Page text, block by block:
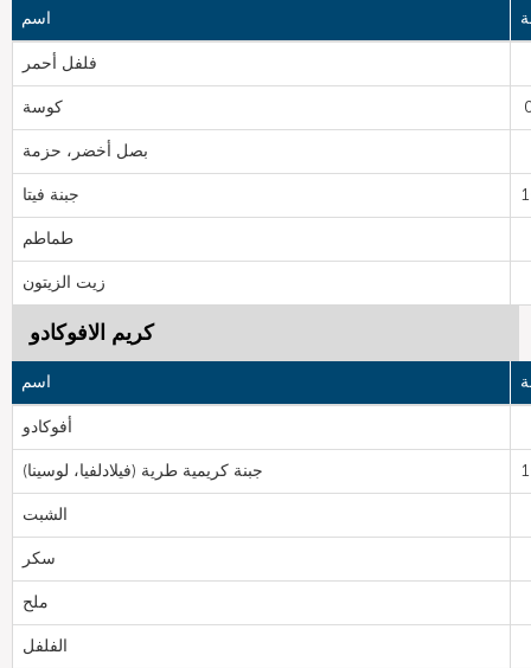
اسم
فلفل أحمر
كوسة
بصل أخضر، حزمة
جبنة فيتا
طماطم
زيت الزيتون
كريم الافوكادو
اسم
أفوكادو
جبنة كريمية طرية (فيلادلفيا، لوسينا)
الشبت
سكر
ملح
الفلفل